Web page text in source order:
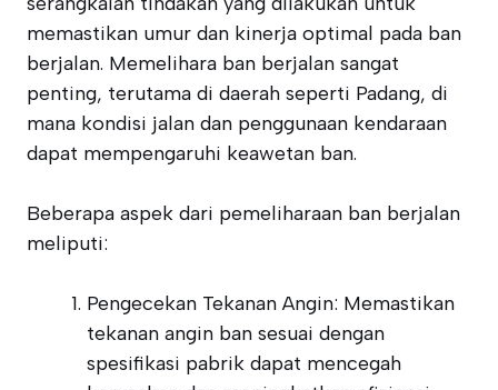
memastikan umur dan kinerja optimal pada ban
berjalan. Memelihara ban berjalan sangat
penting, terutama di daerah seperti Padang, di
mana kondisi jalan dan penggunaan kendaraan
dapat mempengaruhi keawetan ban.
Beberapa aspek dari pemeliharaan ban berjalan
meliputi:
Pengecekan Tekanan Angin: Memastikan
tekanan angin ban sesuai dengan
spesifikasi pabrik dapat mencegah